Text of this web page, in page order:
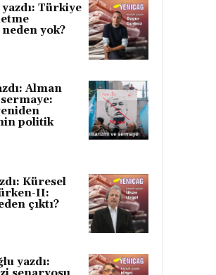
Türkiye
yok?
Alman
politik
Küresel
II:
çıktı?
yazdı: